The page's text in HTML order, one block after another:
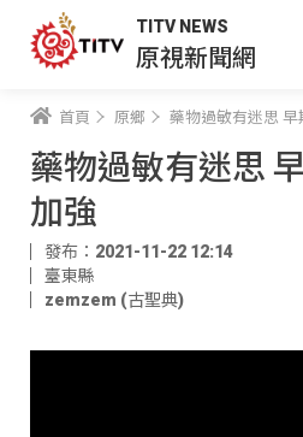
TITV NEWS
原視新聞網
首頁 原鄉 藥物過敏有迷思
藥物過敏有迷思
加強
發布：2021-11-22 12:14
臺東縣
zemzem (古聖典)